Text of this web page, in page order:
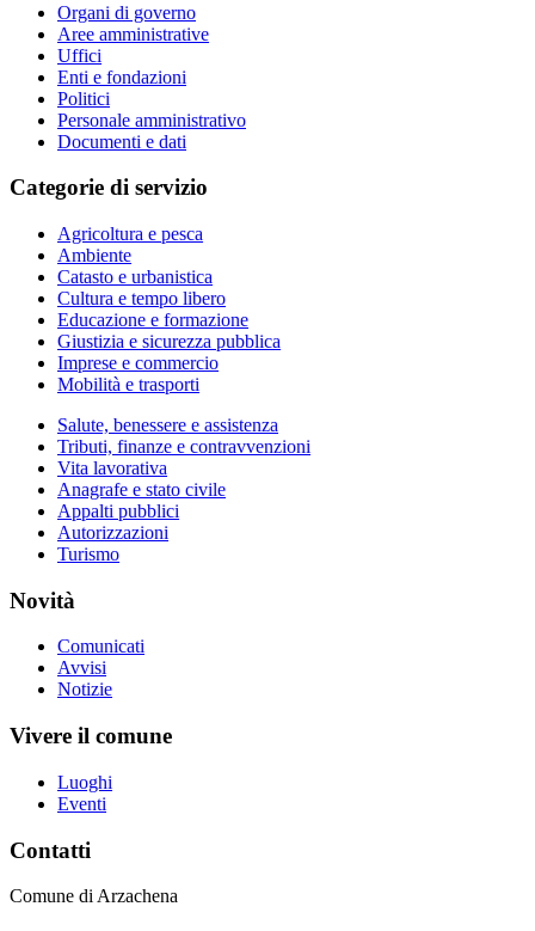
Organi di governo
Aree amministrative
Uffici
Enti e fondazioni
Politici
Personale amministrativo
Documenti e dati
Categorie di servizio
Agricoltura e pesca
Ambiente
Catasto e urbanistica
Cultura e tempo libero
Educazione e formazione
Giustizia e sicurezza pubblica
Imprese e commercio
Mobilità e trasporti
Salute, benessere e assistenza
Tributi, finanze e contravvenzioni
Vita lavorativa
Anagrafe e stato civile
Appalti pubblici
Autorizzazioni
Turismo
Novità
Comunicati
Avvisi
Notizie
Vivere il comune
Luoghi
Eventi
Contatti
Comune di Arzachena